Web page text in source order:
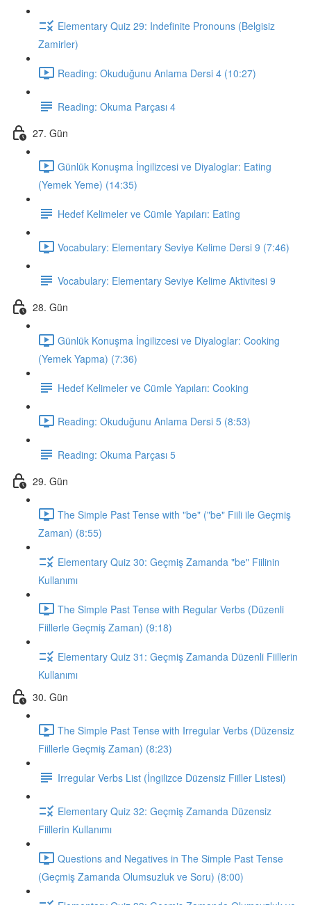
Elementary Quiz 29: Indefinite Pronouns (Belgisiz
Zamirler)
Reading: Okuduğunu Anlama Dersi 4 (10:27)
Reading: Okuma Parçası 4
27. Gün
Günlük Konuşma İngilizcesi ve Diyaloglar: Eating
(Yemek Yeme) (14:35)
Hedef Kelimeler ve Cümle Yapıları: Eating
Vocabulary: Elementary Seviye Kelime Dersi 9 (7:46)
Vocabulary: Elementary Seviye Kelime Aktivitesi 9
28. Gün
Günlük Konuşma İngilizcesi ve Diyaloglar: Cooking
(Yemek Yapma) (7:36)
Hedef Kelimeler ve Cümle Yapıları: Cooking
Reading: Okuduğunu Anlama Dersi 5 (8:53)
Reading: Okuma Parçası 5
29. Gün
The Simple Past Tense with "be" ("be" Fiili ile Geçmiş
Zaman) (8:55)
Elementary Quiz 30: Geçmiş Zamanda "be" Fiilinin
Kullanımı
The Simple Past Tense with Regular Verbs (Düzenli
Fiillerle Geçmiş Zaman) (9:18)
Elementary Quiz 31: Geçmiş Zamanda Düzenli Fiillerin
Kullanımı
30. Gün
The Simple Past Tense with Irregular Verbs (Düzensiz
Fiillerle Geçmiş Zaman) (8:23)
Irregular Verbs List (İngilizce Düzensiz Fiiller Listesi)
Elementary Quiz 32: Geçmiş Zamanda Düzensiz
Fiillerin Kullanımı
Questions and Negatives in The Simple Past Tense
(Geçmiş Zamanda Olumsuzluk ve Soru) (8:00)